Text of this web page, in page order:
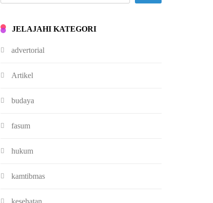
JELAJAHI KATEGORI
advertorial
Artikel
budaya
fasum
hukum
kamtibmas
kesehatan